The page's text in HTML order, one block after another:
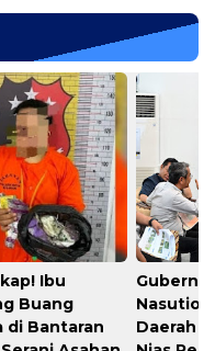
Ibu
Buang
di Bantaran
Daerah